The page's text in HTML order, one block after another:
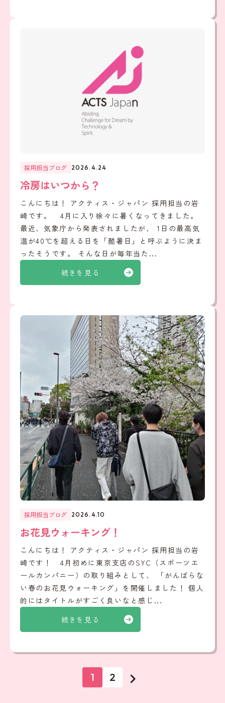
続きを見る
採用担当ブログ 2026.4.24
冷房はいつから？
こんにちは！ アクティス・ジャパン 採用担当の岩
崎です。 4月に入り徐々に暑くなってきました。
最近、気象庁から発表されましたが、 1日の最高気
温が40℃を超える日を「酷暑日」と呼ぶように決ま
ったそうです。 そんな日が毎年当た...
続きを見る
採用担当ブログ 2026.4.10
お花見ウォーキング！
こんにちは！ アクティス・ジャパン 採用担当の岩
崎です！ 4月初めに東京支店のSYC（スポーツエ
ールカンパニー）の取り組みとして、 「がんばらな
い春のお花見ウォーキング」を開催しました！ 個人
的にはタイトルがすごく良いなと感じ...
1 2